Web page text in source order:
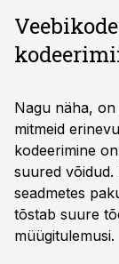
Nagu näha,
mitmeid
kodeerimine
suured võidud.
seadmetes
tõstab suure
müügitulemusi.